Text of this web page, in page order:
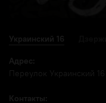
Украинский 16
Адрес:
Переулок Украинский 16
Контакты: